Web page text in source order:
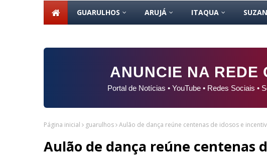
GUARULHOS ARUJÁ ITAQUA
ANUNCIE NA REDE
Portal de Notícias • YouTube • Redes Sociais •
Página inicial guarulhos Aulão de dança reúne centenas de idosos e
Aulão de dança reúne centenas